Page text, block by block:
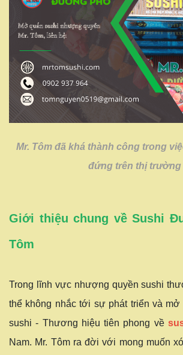
Mr. Tôm đã khá thành công trong
đứng trên thị trường
Giới thiệu chung về Sushi
Tôm
Trong lĩnh vực nhượng quyền sushi
thể không nhắc tới sự phát triển và mở
sushi - Thương hiệu tiên phong về
Nam. Mr. Tôm ra đời với mong muốn